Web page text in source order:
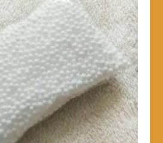
Các
tùy
chọn
có
thể
được
chọn
trên
trang
sản
phẩm